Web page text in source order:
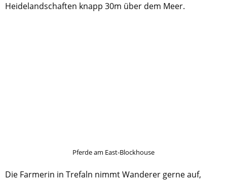
Heidelandschaften knapp 30m über dem Meer.
Pferde am East-Blockhouse
Die Farmerin in Trefaln nimmt Wanderer gerne auf,